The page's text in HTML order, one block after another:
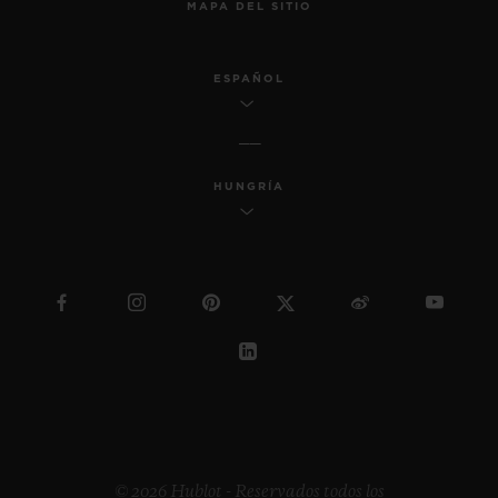
MAPA DEL SITIO
ESPAÑOL
HUNGRÍA
© 2026 Hublot - Reservados todos los